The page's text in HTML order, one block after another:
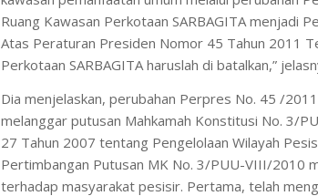
Ruang Kawasan Perkotaan SARBAGITA menjadi
Atas Peraturan Presiden Nomor 45 Tahun 2011
Perkotaan SARBAGITA haruslah di batalkan,”
Dia menjelaskan, perubahan Perpres No. 45 /
melanggar putusan Mahkamah Konstitusi No. 3/
27 Tahun 2007 tentang Pengelolaan Wilayah
Pertimbangan Putusan MK No. 3/PUU-VIII/2010
terhadap masyarakat pesisir. Pertama, telah